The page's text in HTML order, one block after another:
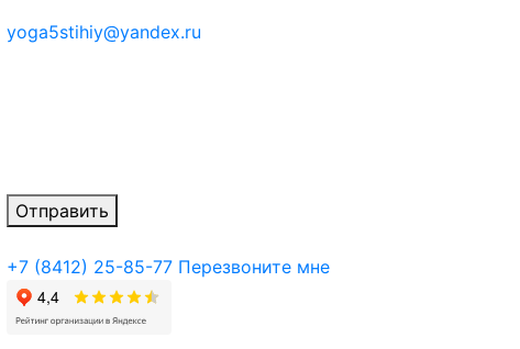
yoga5stihiy@yandex.ru
Отправить
+7 (8412) 25-85-77 Перезвоните мне